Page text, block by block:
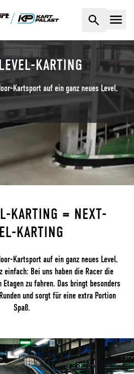
KARTING
Kartsport auf ein ganz neues Level.
KARTING = NEXT-
KARTING
Kartsport auf ein ganz neues Level.
einfach: Bei uns haben die Racer die
zu fahren. Das bringt besonders
und sorgt für eine extra Portion
Spaß.